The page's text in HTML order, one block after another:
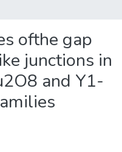
ofthe gap
junctions in
and Y1-